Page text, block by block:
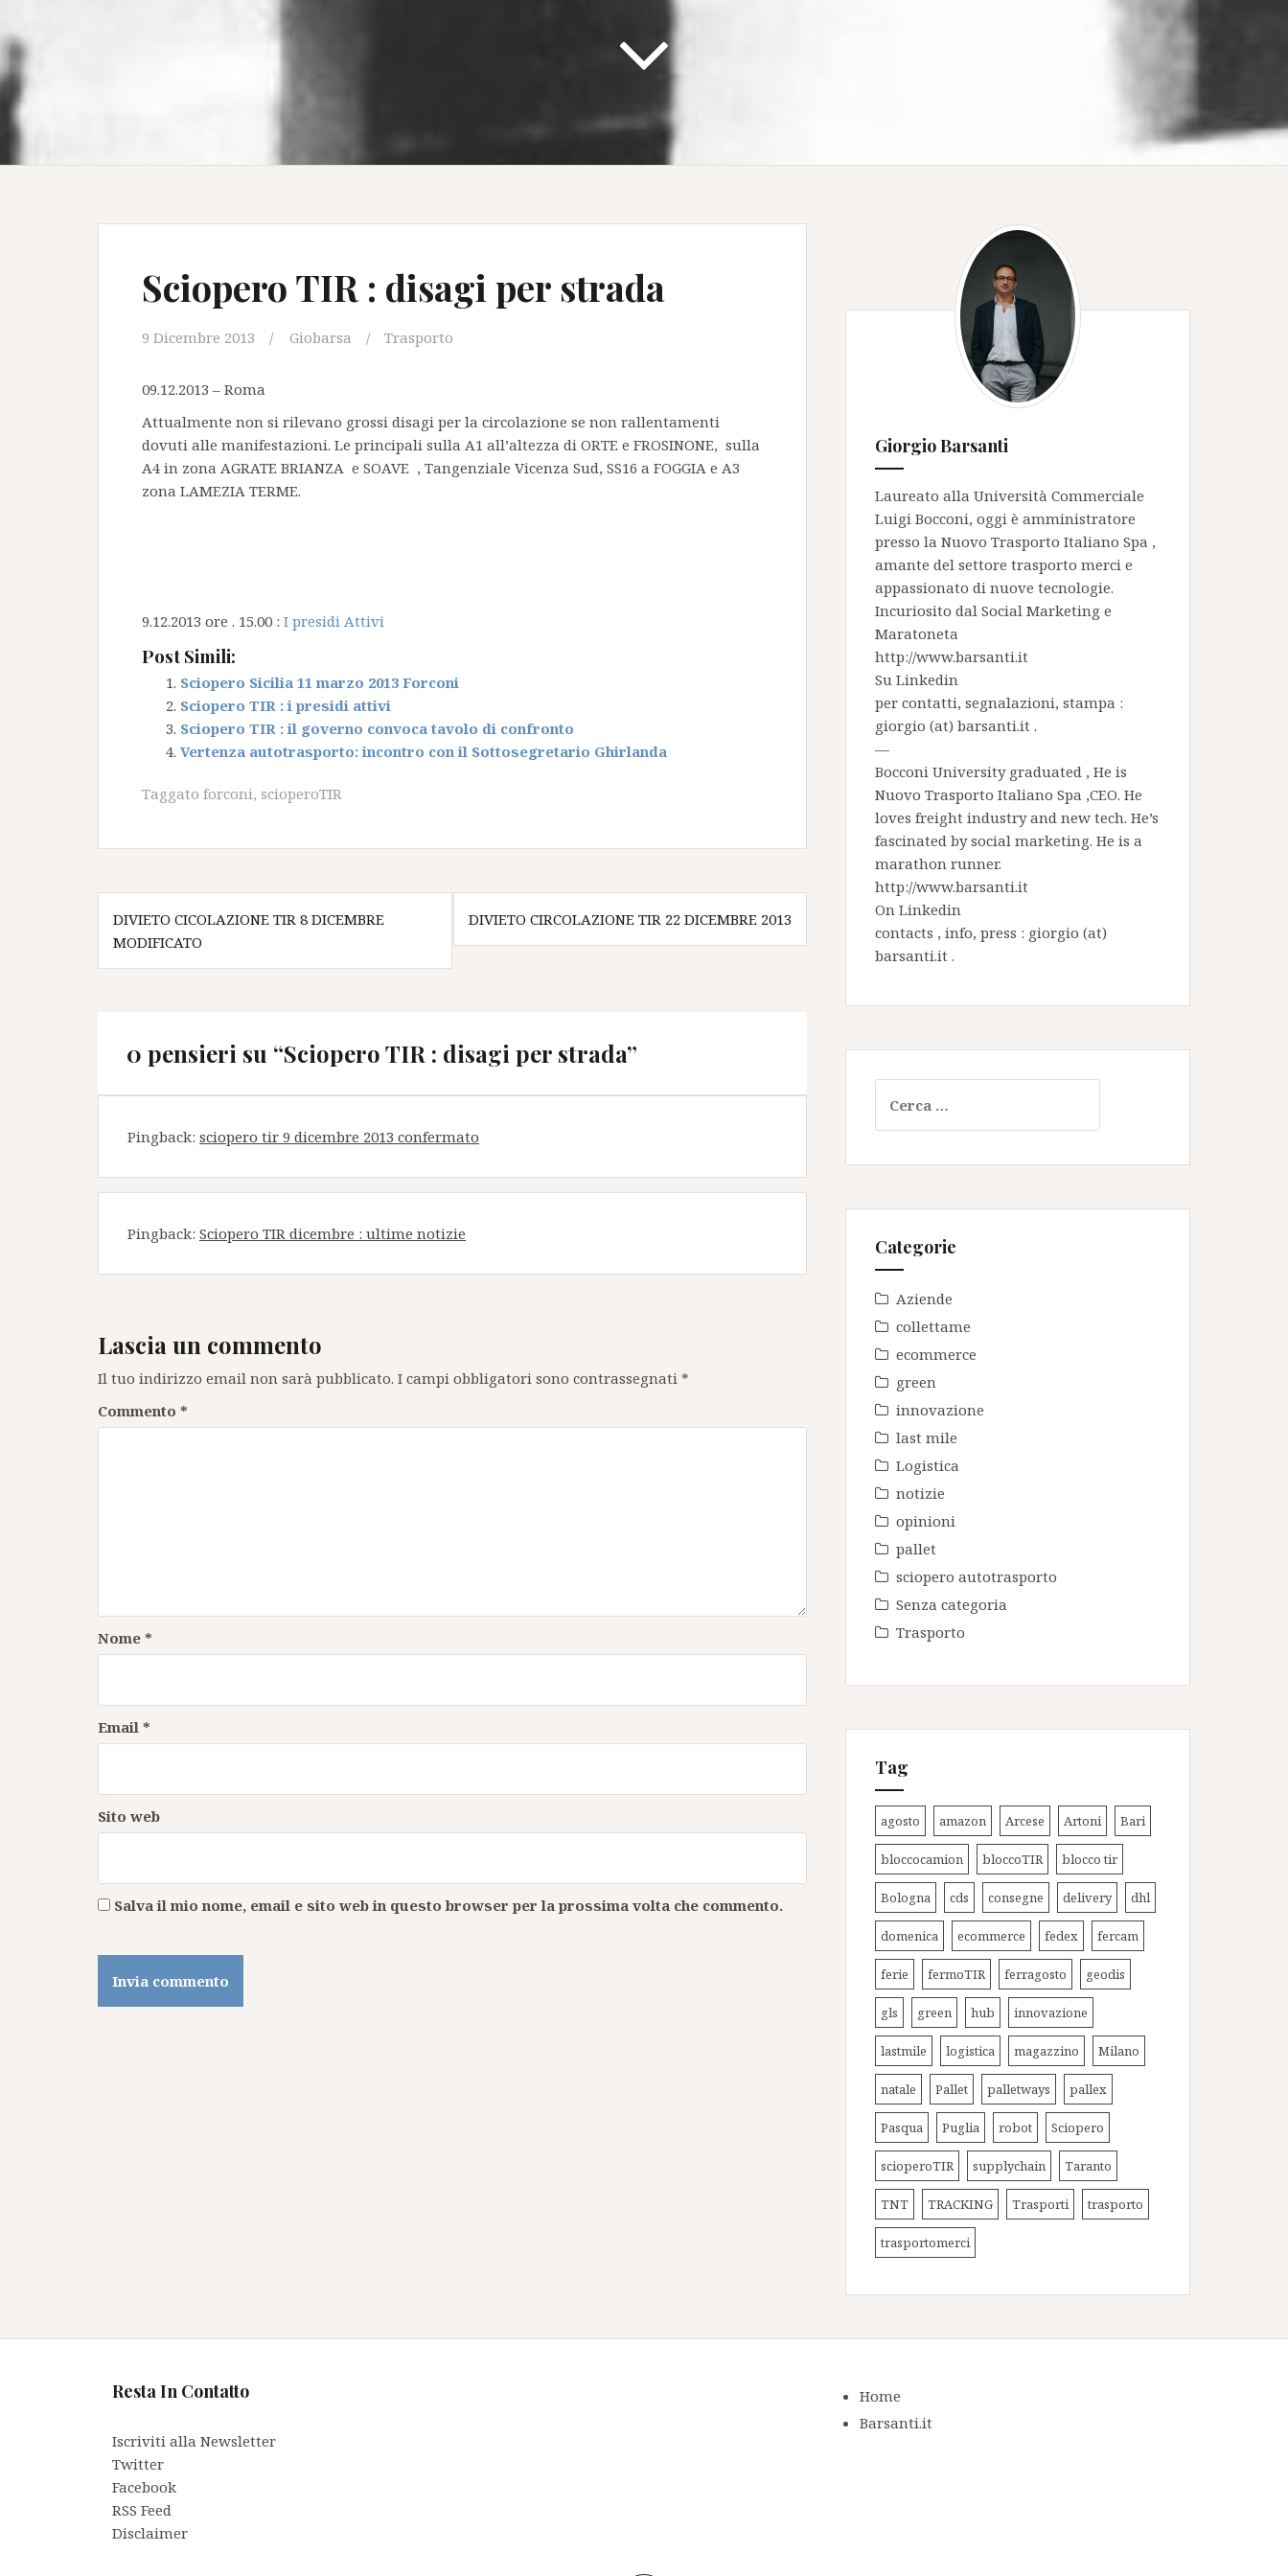
Sciopero TIR : disagi per strada
9 Dicembre 2013 Giobarsa Trasporto
09.12.2013 – Roma
Attualmente non si rilevano grossi disagi per la circolazione se non rallentamenti
dovuti alle manifestazioni. Le principali sulla A1 all’altezza di ORTE e FROSINONE, sulla
A4 in zona AGRATE BRIANZA e SOAVE , Tangenziale Vicenza Sud, SS16 a FOGGIA e A3
zona LAMEZIA TERME.
9.12.2013 ore . 15.00 : I presidi Attivi
Post Simili:
Sciopero Sicilia 11 marzo 2013 Forconi
Sciopero TIR : i presidi attivi
Sciopero TIR : il governo convoca tavolo di confronto
Vertenza autotrasporto: incontro con il Sottosegretario Ghirlanda
Taggato forconi, scioperoTIR
Navigazione
articoli
DIVIETO CICOLAZIONE TIR 8 DICEMBRE
MODIFICATO
DIVIETO CIRCOLAZIONE TIR 22 DICEMBRE 2013
0 pensieri su “Sciopero TIR : disagi per strada”
Pingback: sciopero tir 9 dicembre 2013 confermato
Pingback: Sciopero TIR dicembre : ultime notizie
Lascia un commento
Il tuo indirizzo email non sarà pubblicato. I campi obbligatori sono contrassegnati *
Commento *
Nome *
Email *
Sito web
Salva il mio nome, email e sito web in questo browser per la prossima volta che commento.
Giorgio Barsanti
Laureato alla Università Commerciale
Luigi Bocconi, oggi è amministratore
presso la Nuovo Trasporto Italiano Spa ,
amante del settore trasporto merci e
appassionato di nuove tecnologie.
Incuriosito dal Social Marketing e
Maratoneta
http://www.barsanti.it
Su Linkedin
per contatti, segnalazioni, stampa :
giorgio (at) barsanti.it .
—
Bocconi University graduated , He is
Nuovo Trasporto Italiano Spa ,CEO. He
loves freight industry and new tech. He’s
fascinated by social marketing. He is a
marathon runner.
http://www.barsanti.it
On Linkedin
contacts , info, press : giorgio (at)
barsanti.it .
per:
Categorie
Aziende
collettame
ecommerce
green
innovazione
last mile
Logistica
notizie
opinioni
pallet
sciopero autotrasporto
Senza categoria
Trasporto
Tag
agosto amazon Arcese Artoni Bari
bloccocamion bloccoTIR blocco tir
Bologna cds consegne delivery dhl
domenica ecommerce fedex fercam
ferie fermoTIR ferragosto geodis
gls green hub innovazione
lastmile logistica magazzino Milano
natale Pallet palletways pallex
Pasqua Puglia robot Sciopero
scioperoTIR supplychain Taranto
TNT TRACKING Trasporti trasporto
trasportomerci
Resta In Contatto
Iscriviti alla Newsletter
Twitter
Facebook
RSS Feed
Disclaimer
Home
Barsanti.it